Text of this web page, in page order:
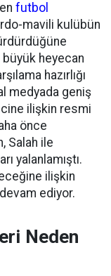
futbol
mavili kulübün
büyük heyecan
hazırlığı
medyada geniş
ilişkin resmi
önce
Salah ile
yalanlamıştı.
ilişkin
ediyor.
Neden